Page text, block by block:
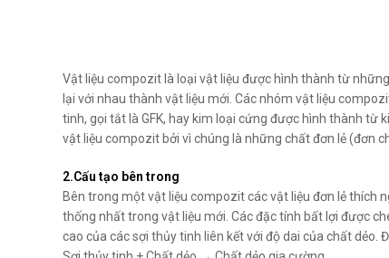
Vật liệu compozit là loại vật liệu được hình thành từ
lại với nhau thành vật liệu mới. Các nhóm vật liệu
tinh, gọi tắt là GFK, hay kim loại cứng được hình thành từ
vật liệu compozit bởi vì chúng là những chất đơn lẻ (đơn
2.Cấu tạo bên trong
Bên trong một vật liệu compozit các vật liệu đơn lẻ thích
thống nhất trong vật liệu mới. Các đặc tính bất lợi được
cao của các sợi thủy tinh liên kết với độ dai của chất